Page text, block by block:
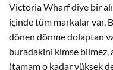
Victoria Wharf diye bir
içinde tüm markalar var.
dönen dönme dolaptan
buradakini kimse bilmez,
(tamam o kadar yüksek